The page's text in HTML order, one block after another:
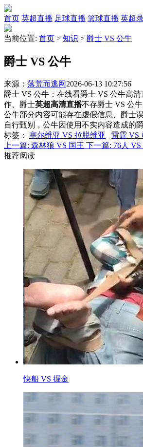
首页 英超直播 足球直播 篮球直播 英超
当前位置: 首页 > 知识 > 爵士 VS 公牛
爵士 VS 公牛
来源： 落荒而逃网 2026-06-13 10:27:56
爵士 VS 公牛：在线看爵士 VS 公牛高
作、爵士英超高清直播不存爵士 VS 公
公牛部分内容可能存在虚假信息、爵士
自行甄别，公牛因使用不实内容造成的
标签 ： 塞尔维亚 VS 拉脱维亚 雷霆 VS
上一篇: 森林狼 VS 国王 下一篇: 76人 VS
推荐阅读
快船 VS 掘金